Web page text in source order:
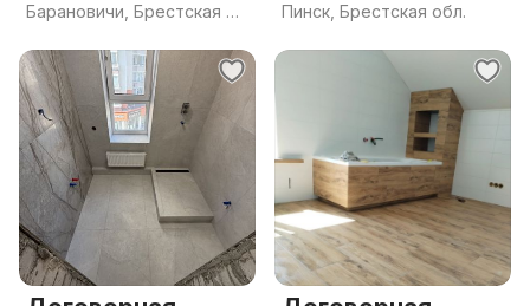
Барановичи, Брестская обл.
Пинск, Брестская обл.